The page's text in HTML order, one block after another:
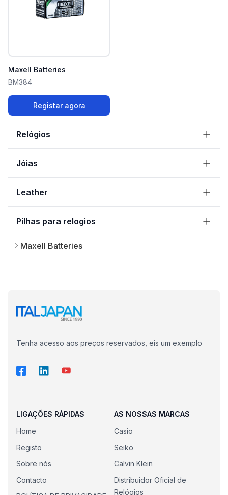
Relógios
Jóias
Leather
Pilhas para relogios
Maxell Batteries
Maxell Batteries
BM384
Registar agora
Tenha acesso aos preços reservados, eis um exemplo
LIGAÇÕES RÁPIDAS
Home
Registo
Sobre nós
Contacto
AS NOSSAS MARCAS
Casio
Seiko
Calvin Klein
Distribuidor Oficial de
Relógios